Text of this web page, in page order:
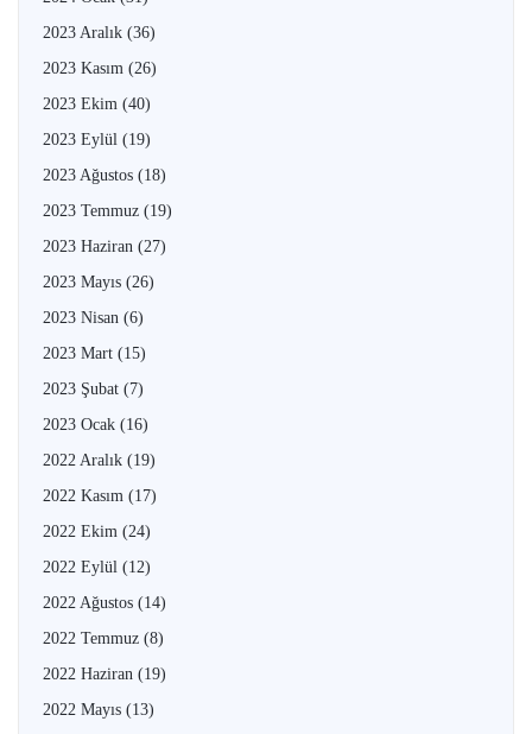
2023 Aralık (36)
2023 Kasım (26)
2023 Ekim (40)
2023 Eylül (19)
2023 Ağustos (18)
2023 Temmuz (19)
2023 Haziran (27)
2023 Mayıs (26)
2023 Nisan (6)
2023 Mart (15)
2023 Şubat (7)
2023 Ocak (16)
2022 Aralık (19)
2022 Kasım (17)
2022 Ekim (24)
2022 Eylül (12)
2022 Ağustos (14)
2022 Temmuz (8)
2022 Haziran (19)
2022 Mayıs (13)